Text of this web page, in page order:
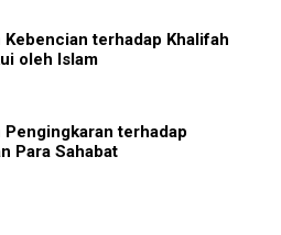
Kebencian terhadap Khalifah
oleh Islam
Pengingkaran terhadap
Para Sahabat